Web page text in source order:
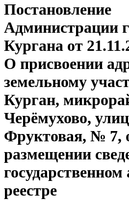
Постановление
Администрации
Кургана от
О присвоении
земельному
Курган,
Черёмухово,
Фруктовая, № 7,
размещении
государственном
реестре